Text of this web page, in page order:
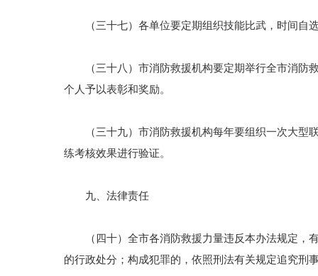
（三十七）各单位要定期组织技能比武，时间自
（三十八）市消防救援机构要定期举行全市消防救
个人予以表彰和奖励。
（三十九）市消防救援机构每年要组织一次大型联
练考核效果进行验证。
九、法律责任
（四十）全市各消防救援力量违反本办法规定，有
的行政处分；构成犯罪的，依照刑法有关规定追究刑